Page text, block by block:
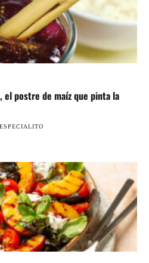
el postre de maíz que pinta la